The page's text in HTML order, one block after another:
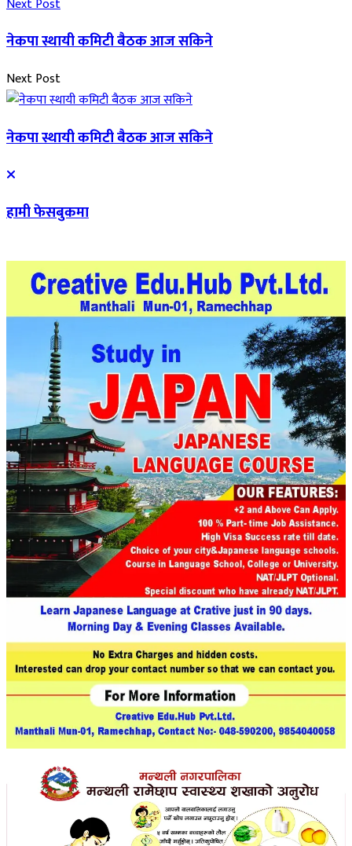
नेकपा स्थायी कमिटी बैठक आज सकिने
Next Post
नेकपा स्थायी कमिटी बैठक आज सकिने
हामी फेसबुकमा